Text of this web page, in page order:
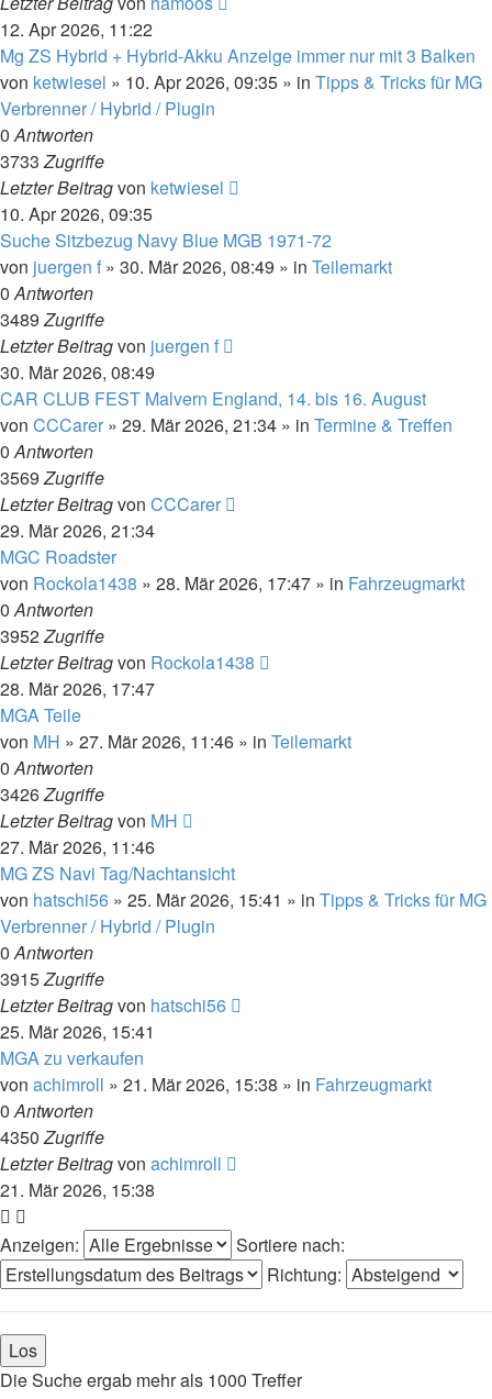
12. Apr 2026, 11:22
Mg ZS Hybrid + Hybrid-Akku Anzeige immer nur mit 3 Balken
von ketwiesel » 10. Apr 2026, 09:35 » in Tipps & Tricks für MG
Verbrenner / Hybrid / Plugin
0Antworten
3733Zugriffe
Letzter Beitragvon ketwiesel
10. Apr 2026, 09:35
Suche Sitzbezug Navy Blue MGB 1971-72
von juergen f » 30. Mär 2026, 08:49 » in Teilemarkt
0Antworten
3489Zugriffe
Letzter Beitragvon juergen f
30. Mär 2026, 08:49
CAR CLUB FEST Malvern England, 14. bis 16. August
von CCCarer » 29. Mär 2026, 21:34 » in Termine & Treffen
0Antworten
3569Zugriffe
Letzter Beitragvon CCCarer
29. Mär 2026, 21:34
MGC Roadster
von Rockola1438 » 28. Mär 2026, 17:47 » in Fahrzeugmarkt
0Antworten
3952Zugriffe
Letzter Beitragvon Rockola1438
28. Mär 2026, 17:47
MGA Teile
von MH » 27. Mär 2026, 11:46 » in Teilemarkt
0Antworten
3426Zugriffe
Letzter Beitragvon MH
27. Mär 2026, 11:46
MG ZS Navi Tag/Nachtansicht
von hatschi56 » 25. Mär 2026, 15:41 » in Tipps & Tricks für MG
Verbrenner / Hybrid / Plugin
0Antworten
3915Zugriffe
Letzter Beitragvon hatschi56
25. Mär 2026, 15:41
MGA zu verkaufen
von achimroll » 21. Mär 2026, 15:38 » in Fahrzeugmarkt
0Antworten
4350Zugriffe
Letzter Beitragvon achimroll
21. Mär 2026, 15:38
Anzeigen:
Sortiere nach:
Richtung:
Die Suche ergab mehr als 1000 Treffer